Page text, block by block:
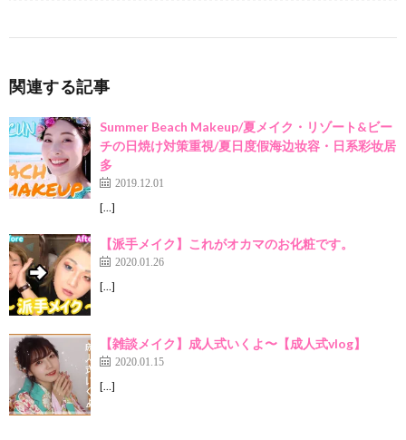
関連する記事
Summer Beach Makeup/夏メイク・リゾート&ビー
チの日焼け対策重視/夏日度假海边妆容・日系彩妆居
多
2019.12.01
[…]
【派手メイク】これがオカマのお化粧です。
2020.01.26
[…]
【雑談メイク】成人式いくよ〜【成人式vlog】
2020.01.15
[…]